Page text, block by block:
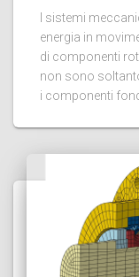
I sistemi
energia in
di componenti
non sono
i componenti